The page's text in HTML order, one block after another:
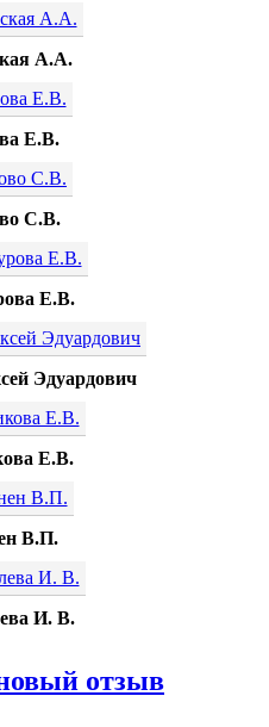
А.А.
Е.В.
С.В.
Е.В.
Эдуардович
Е.В.
В.П.
И. В.
отзыв